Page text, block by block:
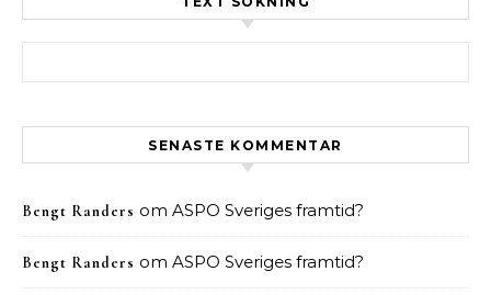
SENASTE KOMMENTAR
Bengt Randers om ASPO Sveriges framtid?
Bengt Randers om ASPO Sveriges framtid?